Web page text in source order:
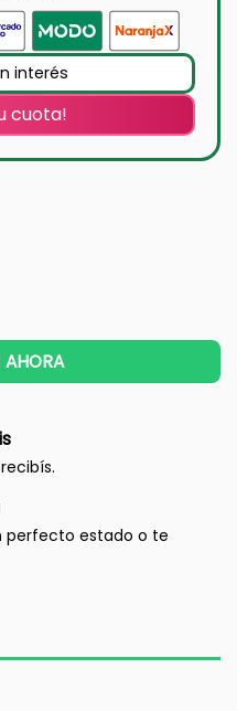
interés
cuota!
AHORA
perfecto estado o te